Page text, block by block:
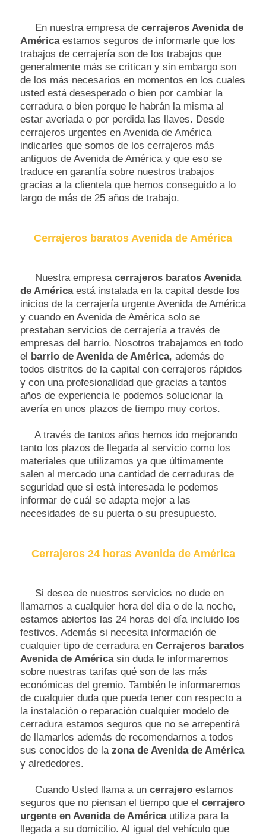
En nuestra empresa de cerrajeros Avenida de
Américaestamos seguros de informarle que los
trabajos de cerrajería son de los trabajos que
generalmente más se critican y sin embargo son
de los más necesarios en momentos en los cuales
usted está desesperado o bien por cambiar la
cerradura o bien porque le habrán la misma al
estar averiada o por perdida las llaves. Desde
cerrajeros urgentes en Avenida de América
indicarles que somos de los cerrajeros más
antiguos de Avenida de América y que eso se
traduce en garantía sobre nuestros trabajos
gracias a la clientela que hemos conseguido a lo
largo de más de 25 años de trabajo.
Cerrajeros baratos Avenida de América
Nuestra empresa cerrajeros baratos Avenida
de Américaestá instalada en la capital desde los
inicios de la cerrajería urgente Avenida de América
y cuando en Avenida de América solo se
prestaban servicios de cerrajería a través de
empresas del barrio. Nosotros trabajamos en todo
el barrio de Avenida de América, además de
todos distritos de la capital con cerrajeros rápidos
y con una profesionalidad que gracias a tantos
años de experiencia le podemos solucionar la
avería en unos plazos de tiempo muy cortos.
A través de tantos años hemos ido mejorando
tanto los plazos de llegada al servicio como los
materiales que utilizamos ya que últimamente
salen al mercado una cantidad de cerraduras de
seguridad que si está interesada le podemos
informar de cuál se adapta mejor a las
necesidades de su puerta o su presupuesto.
Cerrajeros 24 horas Avenida de América
Si desea de nuestros servicios no dude en
llamarnos a cualquier hora del día o de la noche,
estamos abiertos las 24 horas del día incluido los
festivos. Además si necesita información de
cualquier tipo de cerradura en Cerrajeros baratos
Avenida de Américasin duda le informaremos
sobre nuestras tarifas qué son de las más
económicas del gremio. También le informaremos
de cualquier duda que pueda tener con respecto a
la instalación o reparación cualquier modelo de
cerradura estamos seguros que no se arrepentirá
de llamarlos además de recomendarnos a todos
sus conocidos de la zona de Avenida de América
y alrededores.
Cuando Usted llama a un cerrajero estamos
seguros que no piensan el tiempo que el cerrajero
urgente en Avenida de Américautiliza para la
llegada a su domicilio. Al igual del vehículo que